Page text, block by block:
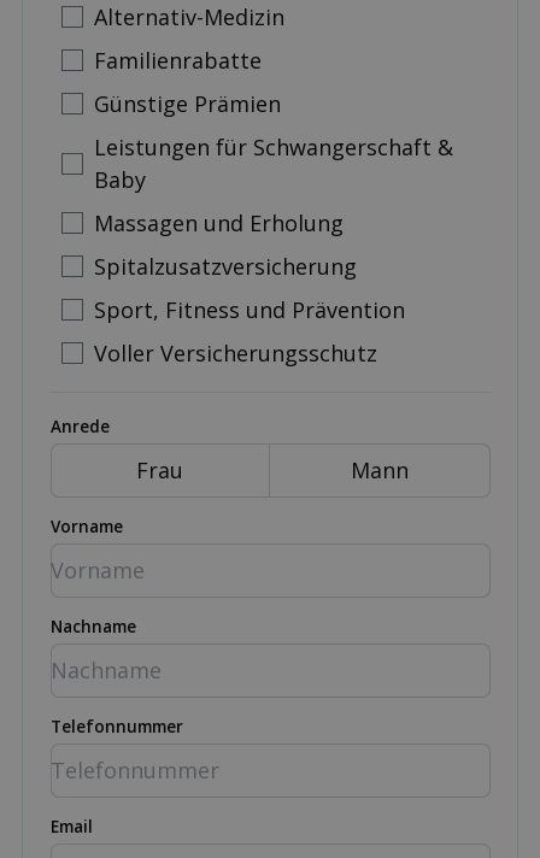
Alternativ-Medizin
Familienrabatte
Günstige Prämien
Leistungen für Schwangerschaft &
Baby
Massagen und Erholung
Spitalzusatzversicherung
Sport, Fitness und Prävention
Voller Versicherungsschutz
Anrede
Frau Mann
Vorname
Nachname
Telefonnummer
Email